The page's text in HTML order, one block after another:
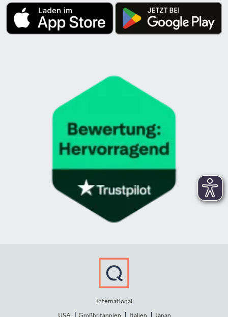
International
USA
Großbritannien Italien Japan